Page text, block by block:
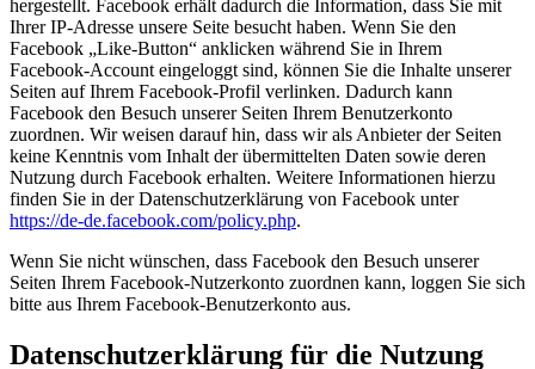
hergestellt. Facebook erhält dadurch die Information, dass Sie mit
Ihrer IP-Adresse unsere Seite besucht haben. Wenn Sie den
Facebook „Like-Button“ anklicken während Sie in Ihrem
Facebook-Account eingeloggt sind, können Sie die Inhalte unserer
Seiten auf Ihrem Facebook-Profil verlinken. Dadurch kann
Facebook den Besuch unserer Seiten Ihrem Benutzerkonto
zuordnen. Wir weisen darauf hin, dass wir als Anbieter der Seiten
keine Kenntnis vom Inhalt der übermittelten Daten sowie deren
Nutzung durch Facebook erhalten. Weitere Informationen hierzu
finden Sie in der Datenschutzerklärung von Facebook unter
https://de-de.facebook.com/policy.php.
Wenn Sie nicht wünschen, dass Facebook den Besuch unserer
Seiten Ihrem Facebook-Nutzerkonto zuordnen kann, loggen Sie sich
bitte aus Ihrem Facebook-Benutzerkonto aus.
Datenschutzerklärung für die Nutzung